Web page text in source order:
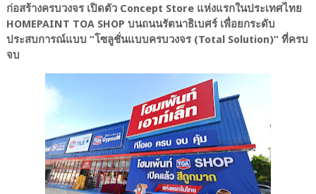
ก่อสร้างครบวงจร เปิดตัว Concept Store แห่งแรกในประเทศไทย
HOMEPAINT TOA SHOP บนถนนรัตนาธิเบศร์ เพื่อยกระดับ
ประสบการณ์แบบ “โซลูชั่นแบบครบวงจร (Total Solution)” ที่ครบ
จบ